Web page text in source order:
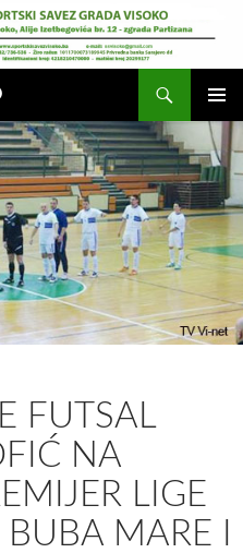
GLAVNI
MENI
FUTSAL
NA
LIGE
MARE I